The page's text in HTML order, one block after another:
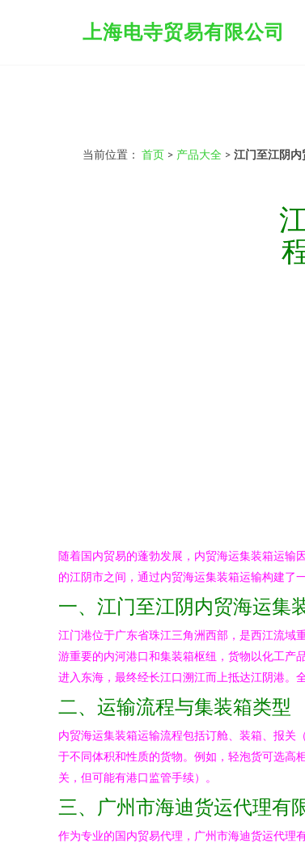
上海电寺贸易有限公司
当前位置： 首页 > 产品大全 > 江门至江阴
随着国内贸易的蓬勃发展，内贸海运集装箱运输
的江阴市之间，通过内贸海运集装箱运输构建了
一、江门至江阴内贸海运集
江门港位于广东省珠江三角洲西部，是西江流域
游重要的内河港口和集装箱枢纽，货物以化工产
进入东海，最终经长江口溯江而上抵达江阴港。
二、运输流程与集装箱类型
内贸海运集装箱运输流程包括订舱、装箱、报
于不同体积和性质的货物。例如，轻泡货可选高
关，但可能有港口监管手续）。
三、广州市海迪货运代理有
作为专业的国内贸易代理，广州市海迪货运代理